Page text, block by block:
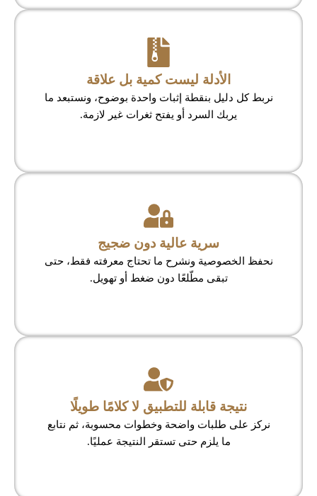
الأدلة ليست كمية بل علاقة
نربط كل دليل بنقطة إثبات واحدة بوضوح، ونستبعد ما
يربك السرد أو يفتح ثغرات غير لازمة.
سرية عالية دون ضجيج
نحفظ الخصوصية ونشرح ما تحتاج معرفته فقط، حتى
تبقى مطّلعًا دون ضغط أو تهويل.
نتيجة قابلة للتطبيق لا كلامًا طويلًا
نركز على طلبات واضحة وخطوات محسوبة، ثم نتابع
ما يلزم حتى تستقر النتيجة عمليًا.